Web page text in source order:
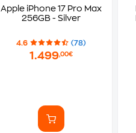
Apple iPhone 17 Pro Max
256GB - Silver
4.6 (78)
1.499,00€